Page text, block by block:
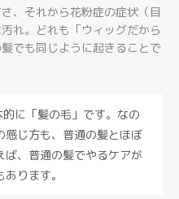
、それから花粉症の症状（目
れ。どれも「ウィッグだから
でも同じように起きることで
に「髪の毛」です。なの
感じ方も、普通の髪とほぼ
、普通の髪でやるケアが
ります。